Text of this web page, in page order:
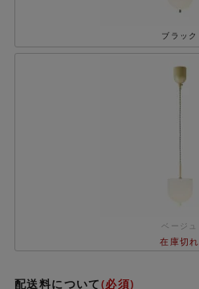
ブラック
ベージュ
在庫切れ
配送料について(必須)